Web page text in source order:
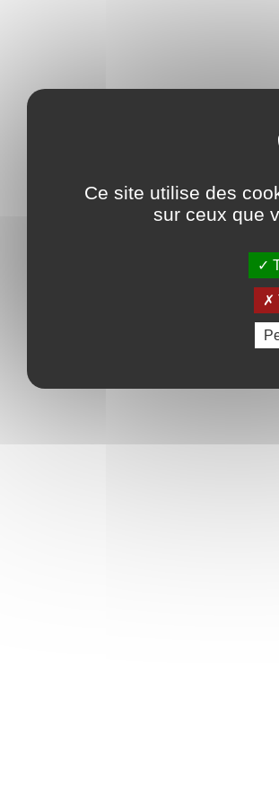
Ce site utilise des
sur ceux que